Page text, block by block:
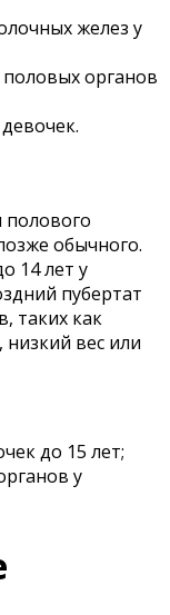
желез у
органов
полового
обычного.
14 лет у
пубертат
таких как
низкий вес или
до 15 лет;
у